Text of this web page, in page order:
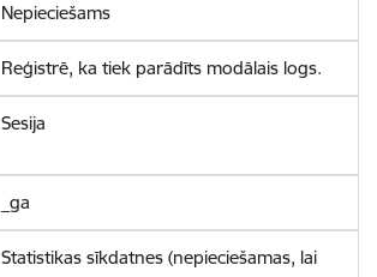
Nepieciešams
Reģistrē, ka tiek parādīts modālais logs.
Sesija
_ga
Statistikas sīkdatnes (nepieciešamas, lai